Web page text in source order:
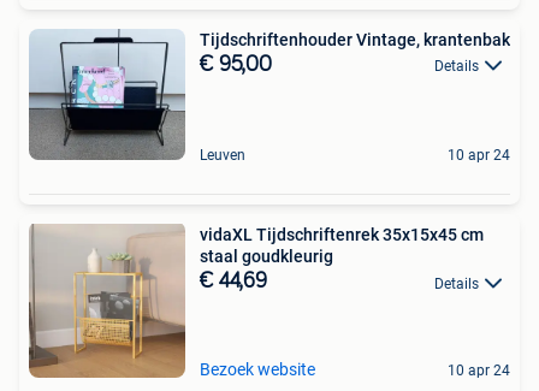
Tijdschriftenhouder Vintage, krantenbak
€ 95,00 Details
Leuven 10 apr 24
vidaXL Tijdschriftenrek 35x15x45 cm
staal goudkleurig
€ 44,69 Details
Bezoek website 10 apr 24